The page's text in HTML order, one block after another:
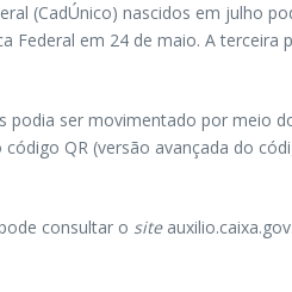
(CadÚnico) nascidos em julho
Federal em 24 de maio. A terceira
ser movimentado por meio
QR (versão avançada do
consultar o site